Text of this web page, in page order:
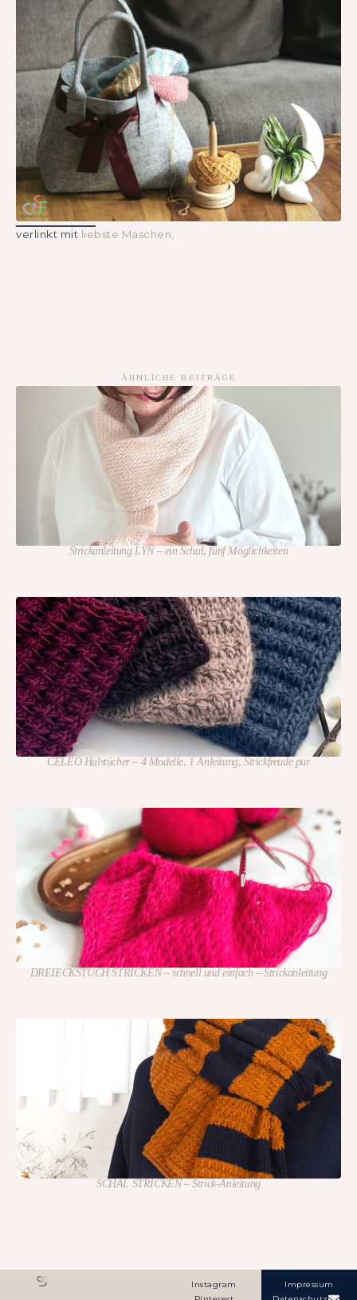
verlinkt mit liebste Maschen,
ÄHNLICHE BEITRÄGE
Strickanleitung LYN – ein Schal, fünf Möglichkeiten
CELEO Halstücher – 4 Modelle, 1 Anleitung, Strickfreude pur
DREIECKSTUCH STRICKEN – schnell und einfach – Strickanleitung
SCHAL STRICKEN – Strick-Anleitung
Instagram
Impressum